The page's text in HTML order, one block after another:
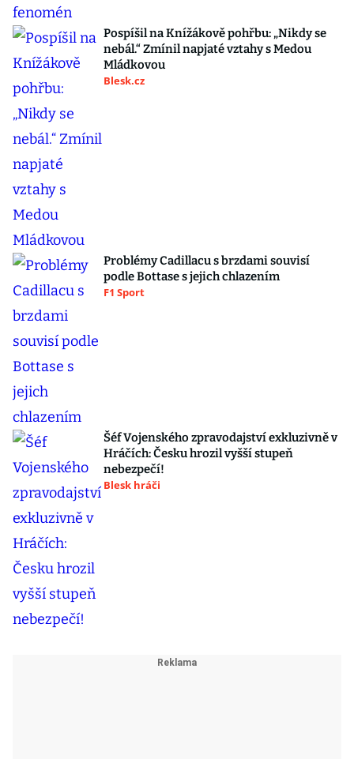
Pospíšil na Knížákově pohřbu: „Nikdy se
nebál.“ Zmínil napjaté vztahy s Medou
Mládkovou
Blesk.cz
Problémy Cadillacu s brzdami souvisí
podle Bottase s jejich chlazením
F1 Sport
Šéf Vojenského zpravodajství exkluzivně v
Hráčích: Česku hrozil vyšší stupeň
nebezpečí!
Blesk hráči